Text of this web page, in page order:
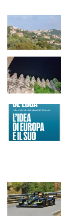
n
t
e
a
t
t
e
n